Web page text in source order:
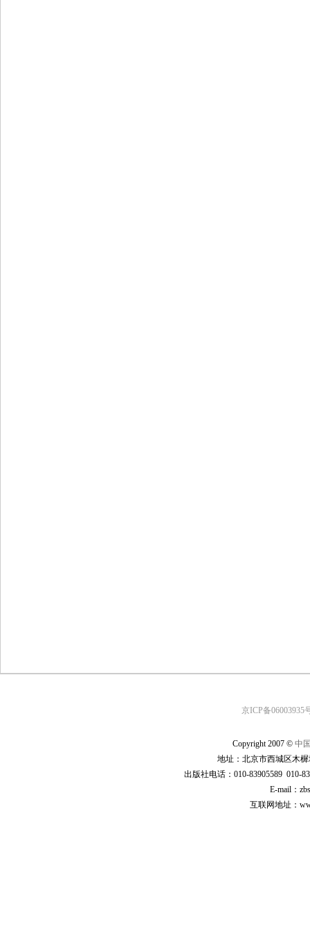
京ICP备06003935
Copyright 2007 © 中
地址：北京市西城区木
出版社电话：010-83905589 010-
E-mail：
互联网地址：